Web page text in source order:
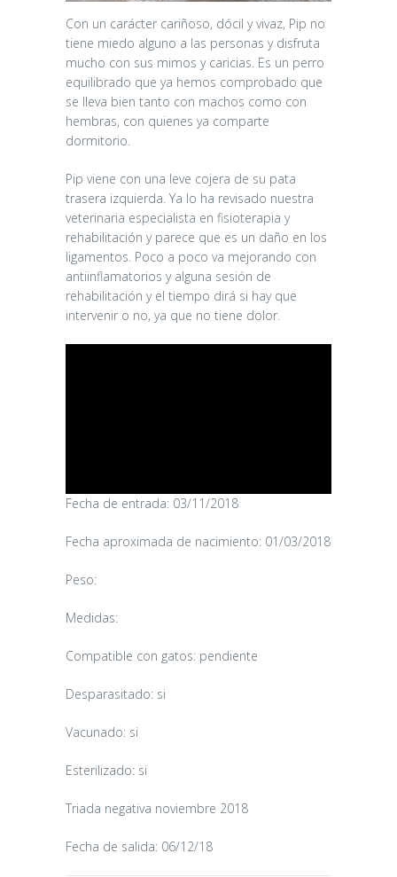
Con un carácter cariñoso, dócil y vivaz, Pip no
tiene miedo alguno a las personas y disfruta
mucho con sus mimos y caricias. Es un perro
equilibrado que ya hemos comprobado que
se lleva bien tanto con machos como con
hembras, con quienes ya comparte
dormitorio.
Pip viene con una leve cojera de su pata
trasera izquierda. Ya lo ha revisado nuestra
veterinaria especialista en fisioterapia y
rehabilitación y parece que es un daño en los
ligamentos. Poco a poco va mejorando con
antiinflamatorios y alguna sesión de
rehabilitación y el tiempo dirá si hay que
intervenir o no, ya que no tiene dolor.
Fecha de entrada: 03/11/2018
Fecha aproximada de nacimiento: 01/03/2018
Peso:
Medidas:
Compatible con gatos: pendiente
Desparasitado: si
Vacunado: si
Esterilizado: si
Triada negativa noviembre 2018
Fecha de salida: 06/12/18
CANDY